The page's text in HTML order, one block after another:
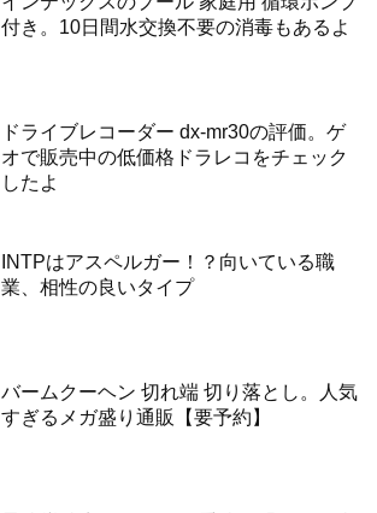
付き。10日間水交換不要の消毒もあるよ
ドライブレコーダー dx-mr30の評価。ゲ
オで販売中の低価格ドラレコをチェック
したよ
INTPはアスペルガー！？向いている職
業、相性の良いタイプ
バームクーヘン 切れ端 切り落とし。人気
すぎるメガ盛り通販【要予約】